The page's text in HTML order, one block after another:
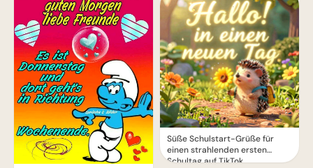
Süße Schulstart-Grüße für
einen strahlenden ersten
Schultag auf TikTok